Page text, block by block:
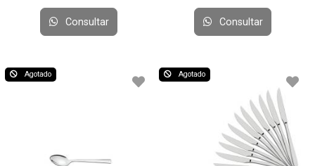
Consultar Consultar
Agotado Agotado